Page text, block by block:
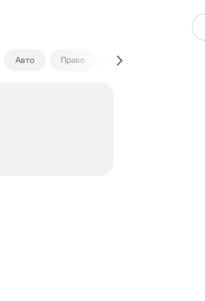
Авто Право Экономика и финансы